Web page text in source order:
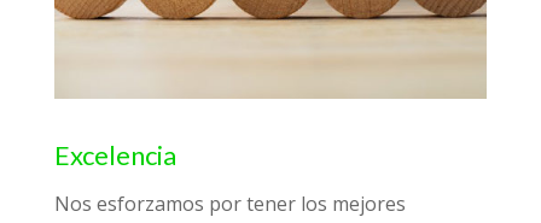
Excelencia
Nos esforzamos por tener los mejores